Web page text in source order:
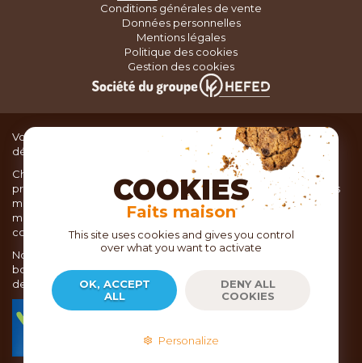
Conditions générales de vente
Données personnelles
Mentions légales
Politique des cookies
Gestion des cookies
Vous recherchez du matériel de cuisine pour concocter de
délicieux plats ou des pâtisseries dignes d’un grand chef ?
Chez TOC, boutique d’ustensiles de cuisine, nous vous
proposons une large sélection de produits issus des meilleures
marques de matériel de cuisine: Ustensiles de pâtisserie,
matériel de cuisson, service de table, ustensiles de cuisine,
coutellerie, set picnic.
Nous vous réservons un accueil chaleureux au sein de nos 21
boutiques, mais vous trouverez également tout votre matériel
de cuisine en ligne sur notre site internet toc.fr
commerce et de la vente à distance depuis 2018.
COOKIES
Faits maison
This site uses cookies and gives you control
over what you want to activate
OK, ACCEPT
ALL
DENY ALL
COOKIES
Personalize